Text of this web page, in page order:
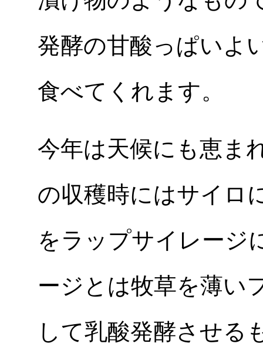
発酵の甘酸っぱいよ
食べてくれます。
今年は天候にも恵ま
の収穫時にはサイロ
をラップサイレージ
ージとは牧草を薄い
して乳酸発酵させる